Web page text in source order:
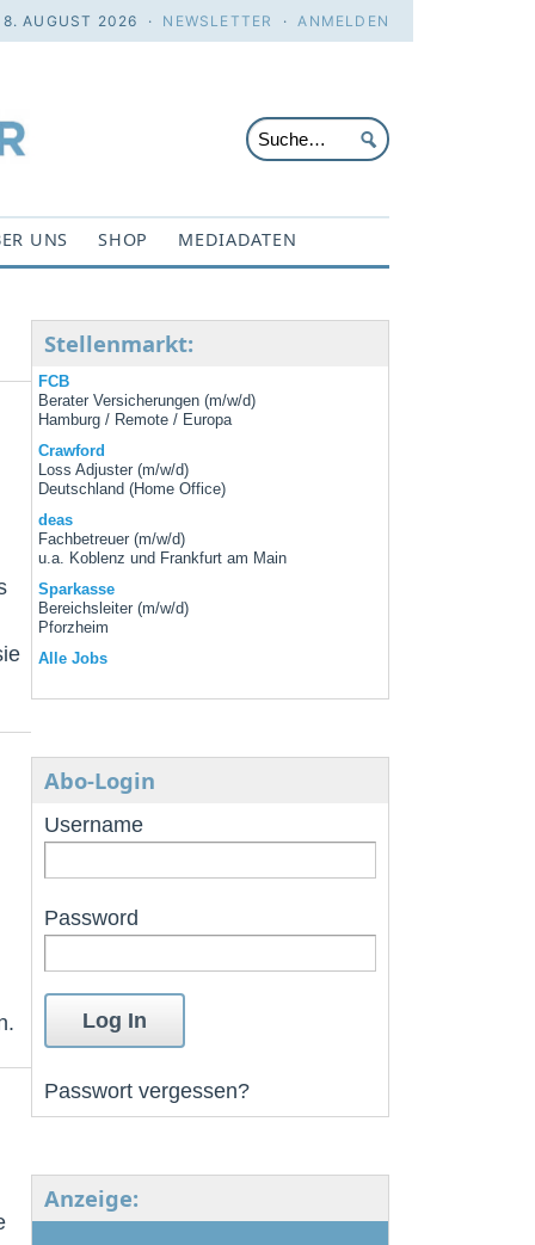
8. AUGUST 2026 · NEWSLETTER ·ANMELDEN
UNS SHOP MEDIADATEN
Stellenmarkt:
FCB
Berater Versicherungen (m/w/d)
Hamburg / Remote / Europa
Crawford
Loss Adjuster (m/w/d)
Deutschland (Home Office)
deas
Fachbetreuer (m/w/d)
u.a. Koblenz und Frankfurt am Main
Sparkasse
Bereichsleiter (m/w/d)
Pforzheim
Alle Jobs
Abo-Login
Username
Password
Passwort vergessen?
Anzeige: